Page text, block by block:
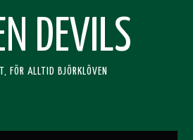
DEVILS
FÖR ALLTID BJÖRKLÖVEN